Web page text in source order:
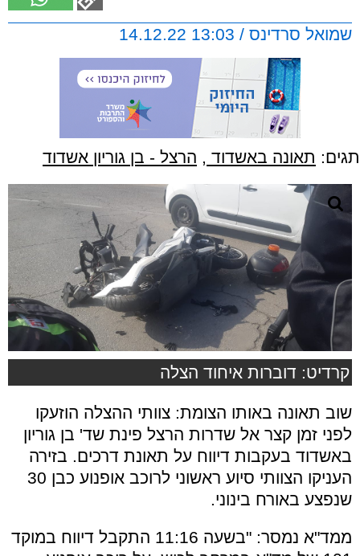
שמואל סרדינס / 13:03 14.12.22
תגים: תאונה באשדוד , הרצל - בן גוריון אשדוד
קרדיט: דוברות איחוד הצלה
שוב תאונה באותו הצומת: צוותי ההצלה הוזעקו
לפני זמן קצר אל שדרות הרצל פינת שד' בן גוריון
באשדוד בעקבות דיווח על תאונת דרכים. בזירה
העניקו הצוותי סיוע ראשוני לרוכב אופנוע כבן 30
שנפצע באורח בינוני.
ממד"א נמסר: "בשעה 11:16 התקבל דיווח במוקד